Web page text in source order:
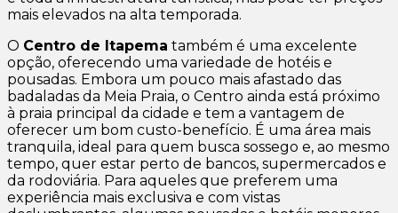
mais elevados na alta temporada.
O Centro de Itapema também é uma excelente
opção, oferecendo uma variedade de hotéis e
pousadas. Embora um pouco mais afastado das
badaladas da Meia Praia, o Centro ainda está próximo
à praia principal da cidade e tem a vantagem de
oferecer um bom custo-benefício. É uma área mais
tranquila, ideal para quem busca sossego e, ao mesmo
tempo, quer estar perto de bancos, supermercados e
da rodoviária. Para aqueles que preferem uma
experiência mais exclusiva e com vistas